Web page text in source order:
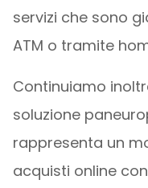
servizi che sono
ATM o tramite
Continuiamo
soluzione
rappresenta un
acquisti online